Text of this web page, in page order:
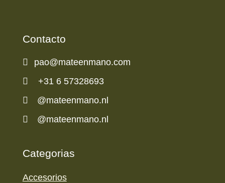
Contacto

pao@mateenmano.com

+31 6 57328693

@mateenmano.nl

@mateenmano.nl
Categorias
Accesorios